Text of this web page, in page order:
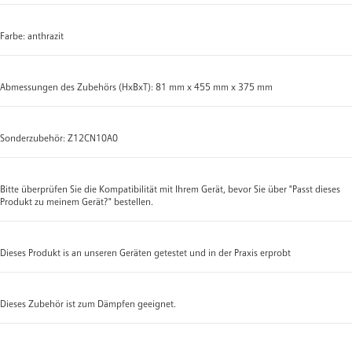
Farbe: anthrazit
Abmessungen des Zubehörs (HxBxT): 81 mm x 455 mm x 375 mm
Sonderzubehör: Z12CN10A0
Bitte überprüfen Sie die Kompatibilität mit Ihrem Gerät, bevor Sie über "Passt dieses
Produkt zu meinem Gerät?" bestellen.
Dieses Produkt is an unseren Geräten getestet und in der Praxis erprobt
Dieses Zubehör ist zum Dämpfen geeignet.